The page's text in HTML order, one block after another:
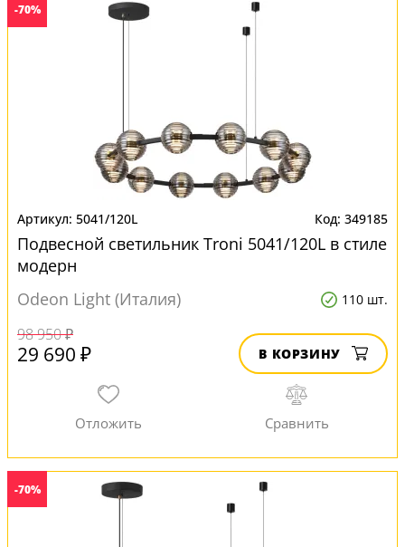
-70%
5041/120L 349185
Подвесной светильник Troni 5041/120L в стиле
модерн
Odeon Light (Италия)
110 шт.
98 950 ₽
29 690 ₽ В КОРЗИНУ
-70%